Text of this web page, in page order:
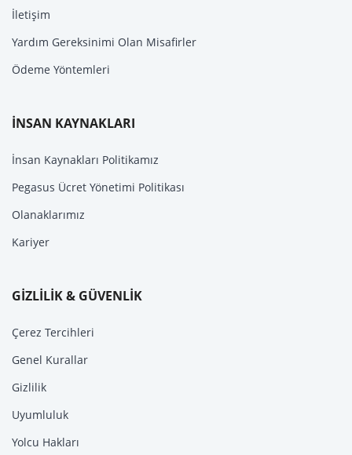
İletişim
Yardım Gereksinimi Olan Misafirler
Ödeme Yöntemleri
İNSAN KAYNAKLARI
İnsan Kaynakları Politikamız
Pegasus Ücret Yönetimi Politikası
Olanaklarımız
Kariyer
GİZLİLİK & GÜVENLİK
Çerez Tercihleri
Genel Kurallar
Gizlilik
Uyumluluk
Yolcu Hakları